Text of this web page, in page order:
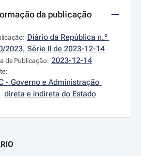
da publicação
Diário da República n.º
2023, Série II de 2023-12-14
de Publicação: 2023-12-14
- Governo e Administração
direta e indireta do Estado